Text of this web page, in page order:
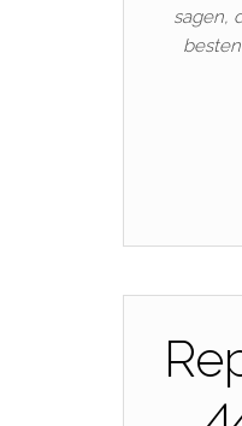
sagen,